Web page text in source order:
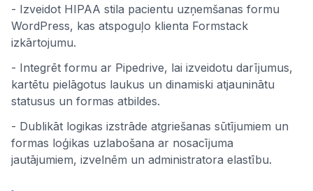
- Izveidot HIPAA stila pacientu uzņemšanas formu
WordPress, kas atspoguļo klienta Formstack
izkārtojumu.
- Integrēt formu ar Pipedrive, lai izveidotu darījumus,
kartētu pielāgotus laukus un dinamiski atjauninātu
statusus un formas atbildes.
- Dublikāt logikas izstrāde atgriešanas sūtījumiem un
formas loģikas uzlabošana ar nosacījuma
jautājumiem, izvelnēm un administratora elastību.